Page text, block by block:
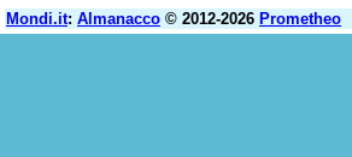
Mondi.it: Almanacco © 2012-2026 Prometheo